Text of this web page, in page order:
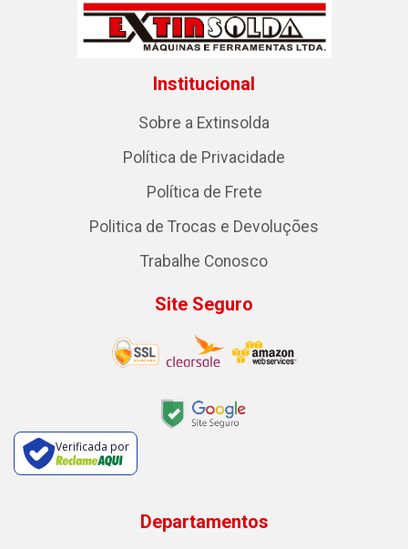
Institucional
Sobre a Extinsolda
Política de Privacidade
Política de Frete
Politica de Trocas e Devoluções
Trabalhe Conosco
Site Seguro
Verificada por
Departamentos